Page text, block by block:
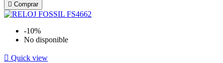
 Comprar
-10%
No disponible
 Quick view